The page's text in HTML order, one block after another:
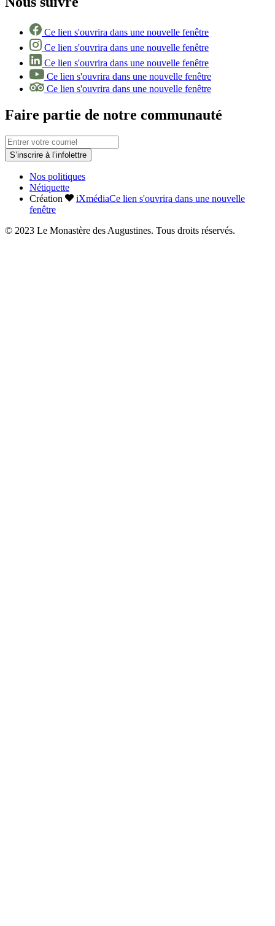
Ce lien s'ouvrira dans une nouvelle fenêtre
Ce lien s'ouvrira dans une nouvelle fenêtre
Ce lien s'ouvrira dans une nouvelle fenêtre
Ce lien s'ouvrira dans une nouvelle fenêtre
Ce lien s'ouvrira dans une nouvelle fenêtre
Faire partie de notre communauté
S’inscrire à l’infolettre
Nos politiques
Nétiquette
Création
iXmédiaCe lien s'ouvrira dans une nouvelle
fenêtre
© 2023 Le Monastère des Augustines. Tous droits réservés.